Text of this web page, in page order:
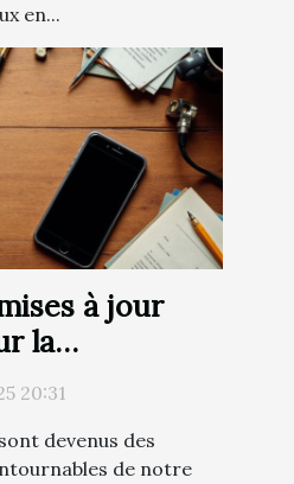
en...
à jour
la
des
20:31
devenus des
de notre